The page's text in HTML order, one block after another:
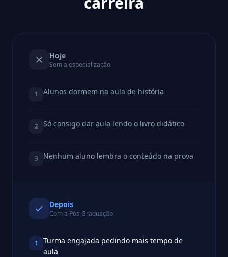
Hoje
Sem a especialização
1 Alunos dormem na aula de história
2 Só consigo dar aula lendo o livro didático
3 Nenhum aluno lembra o conteúdo na prova
Depois
Com a Pós-Graduação
1
Turma engajada pedindo mais tempo de
aula